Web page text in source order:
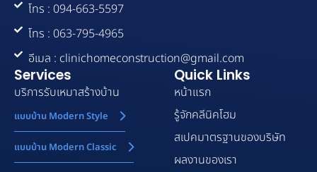
โทร : 094-663-5597
โทร : 063-795-4965
อีเมล : clinichomeconstruction@gmail.com
Services
บริการรับเหมาสร้างบ้าน
แบบบ้าน Modern Style
แบบบ้าน Modern Classic
Quick Links
หน้าแรก
รู้จักคลีนิคโฮม
สเปคมาตรฐานของบริษัท
ผลงานของเรา